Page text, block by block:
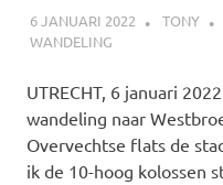
6 JANUARI 2022 TONY
WANDELING
UTRECHT, 6 januari
wandeling naar
Overvechtse flats de
ik de 10-hoog kolossen